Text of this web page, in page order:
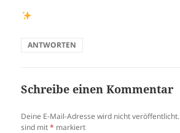
ANTWORTEN
Schreibe einen Kommentar
Deine E-Mail-Adresse wird nicht veröffentlicht.
sind mit* markiert